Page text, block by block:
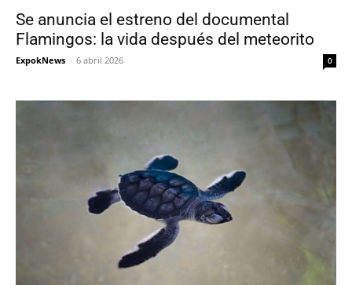
Se anuncia el estreno del documental
Flamingos: la vida después del meteorito
ExpokNews - 6 abril 2026 0